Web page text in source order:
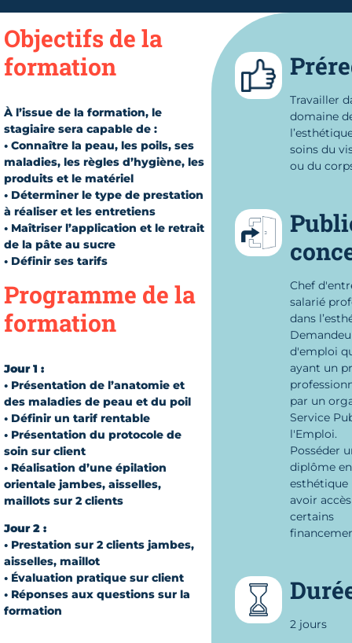
Objectifs de la
formation
À l’issue de la formation, le
stagiaire sera capable de :
• Connaître la peau, les poils, ses
maladies, les règles d’hygiène, les
produits et le matériel
• Déterminer le type de prestation
à réaliser et les entretiens
• Maîtriser l’application et le retrait
de la pâte au sucre
• Définir ses tarifs
Programme de la
formation
Jour 1 :
• Présentation de l’anatomie et
des maladies de peau et du poil
• Définir un tarif rentable
• Présentation du protocole de
soin sur client
• Réalisation d’une épilation
orientale jambes, aisselles,
maillots sur 2 clients
Jour 2 :
• Prestation sur 2 clients jambes,
aisselles, maillot
• Évaluation pratique sur client
• Réponses aux questions sur la
formation
Travailler
domaine
soins du
ou du
Chef
salarié
dans
d'emploi
ayant un
par un
Service
l'Emploi.
Posséder
diplôme en
esthétique
avoir
certains
2 jours